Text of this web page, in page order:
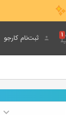
ثبت‌نام کارجو ۱